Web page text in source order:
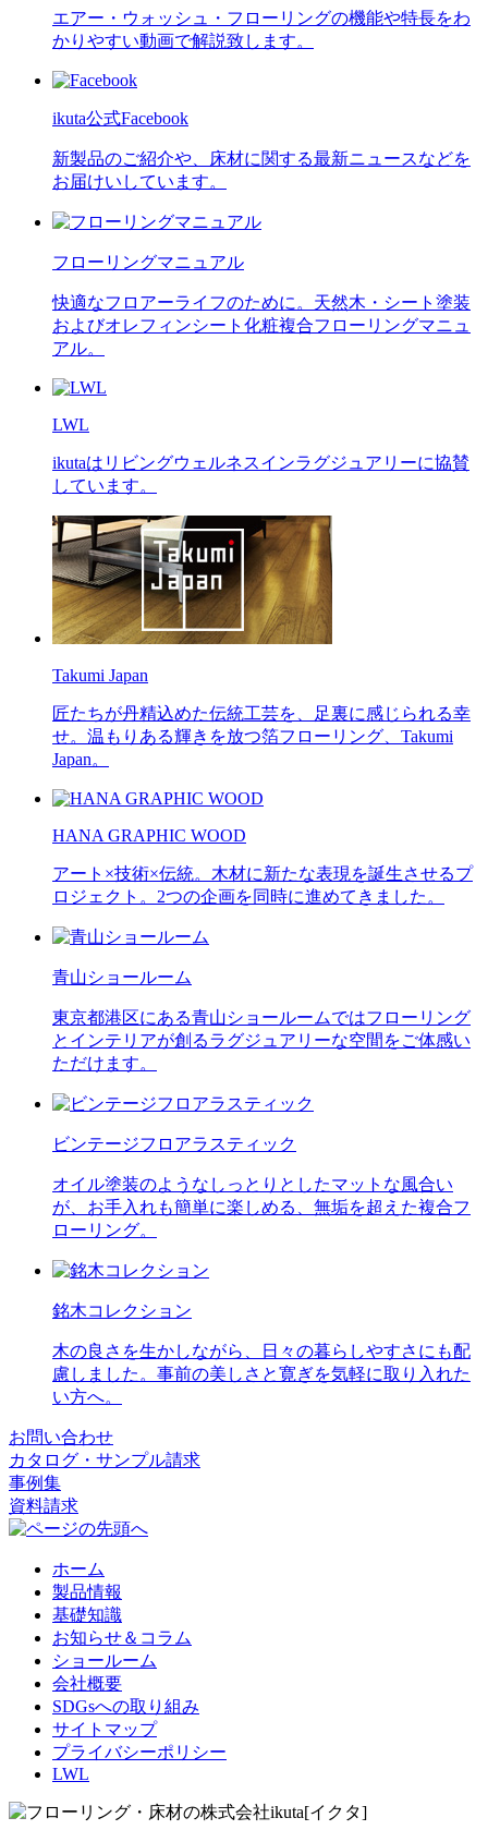
エアー・ウォッシュ・フローリングの機能や特長をわ
かりやすい動画で解説致します。
ikuta公式Facebook
新製品のご紹介や、床材に関する最新ニュースなどを
お届けいしています。
フローリングマニュアル
快適なフロアーライフのために。天然木・シート塗装
およびオレフィンシート化粧複合フローリングマニュ
アル。
LWL
ikutaはリビングウェルネスインラグジュアリーに協賛
しています。
Takumi Japan
匠たちが丹精込めた伝統工芸を、足裏に感じられる幸
せ。温もりある輝きを放つ箔フローリング、Takumi
Japan。
HANA GRAPHIC WOOD
アート×技術×伝統。木材に新たな表現を誕生させるプ
ロジェクト。2つの企画を同時に進めてきました。
青山ショールーム
東京都港区にある青山ショールームではフローリング
とインテリアが創るラグジュアリーな空間をご体感い
ただけます。
ビンテージフロアラスティック
オイル塗装のようなしっとりとしたマットな風合い
が、お手入れも簡単に楽しめる、無垢を超えた複合フ
ローリング。
銘木コレクション
木の良さを生かしながら、日々の暮らしやすさにも配
慮しました。事前の美しさと寛ぎを気軽に取り入れた
い方へ。
お問い合わせ
カタログ・サンプル請求
事例集
資料請求
ホーム
製品情報
基礎知識
お知らせ＆コラム
ショールーム
会社概要
SDGsへの取り組み
サイトマップ
プライバシーポリシー
LWL